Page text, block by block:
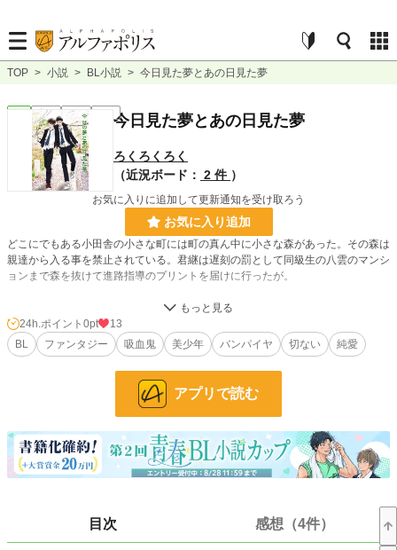
TOP > 小説 > BL小説 > 今日見た夢とあの日見た夢
完結 長編 今日見た夢とあの日見た夢
ろくろくろく
（近況ボード： 2 件 ）
お気に入りに追加して更新通知を受け取ろう
お気に入り追加
どこにでもある小田舎の小さな町には町の真ん中に小さな森があった。その森は
親達から入る事を禁止されている。君継は遅刻の罰として同級生の八雲のマンシ
ョンまで森を抜けて進路指導のプリントを届けに行ったが。
228,745 位 / 228,745 件
BL 31,412 位 / 31,412 件
文字数 227,863
更新日時 2019.10.13 00:00
2019.10.13 08:40
24h.ポイント 0pt
13
BL
ファンタジー 吸血鬼 美少年 バンパイヤ 切ない 純愛
アプリで読む
目次 感想（4件）